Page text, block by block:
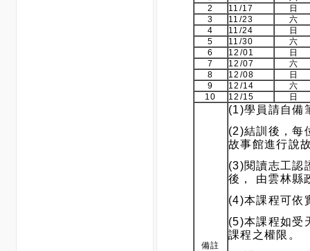
(2)結訓後，每
故事館進行說
(3)閱讀志工認
後， 由雲林縣
(4)本課程可依
(5)本課程如受
課程之權限。
(6)講師簡介：
作者
《小頭目優瑪
跑！》、《糟